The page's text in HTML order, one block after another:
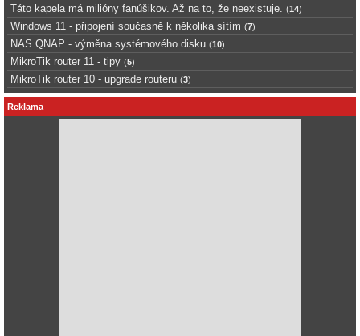
Táto kapela má milióny fanúšikov. Až na to, že neexistuje. (14)
Windows 11 - připojení současně k několika sítím (7)
NAS QNAP - výměna systémového disku (10)
MikroTik router 11 - tipy (5)
MikroTik router 10 - upgrade routeru (3)
Reklama